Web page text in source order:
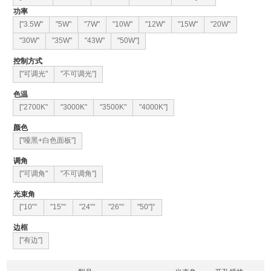
功率
["3.5W"
"5W" "7W" "10W" "12W" "15W"
"20W"
"30W"
"35W" "43W" "50W"]
控制方式
["可调光"
"不可调光"]
色温
["2700K"
"3000K" "3500K" "4000K"]
颜色
["哑黑+白色面板"]
调角
["可调角"
"不可调角"]
光束角
["10"°
"15"° "24"° "26"° "50"]°
边框
["有边"]